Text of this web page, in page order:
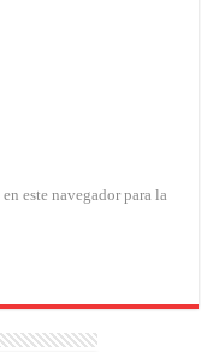
este navegador para la